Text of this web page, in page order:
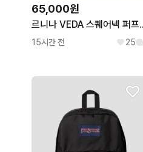
65,000원
르니나
15시간 전 25